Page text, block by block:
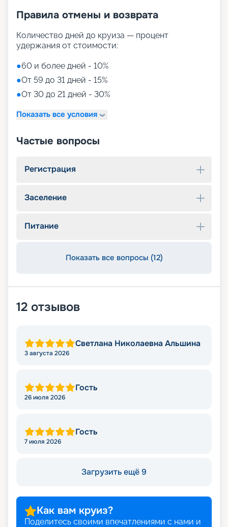
Правила отмены и возврата
Количество дней до круиза — процент
удержания от стоимости:
●60 и более дней - 10%
●От 59 до 31 дней - 15%
●От 30 до 21 дней - 30%
Показать все условия
Частые вопросы
Регистрация
Заселение
Питание
Показать все вопросы (12)
12 отзывов
Светлана Николаевна Альшина
3 августа 2026
Гость
26 июля 2026
Гость
7 июля 2026
Загрузить ещё 9
Как вам круиз?
Поделитесь своими впечатлениями с нами и